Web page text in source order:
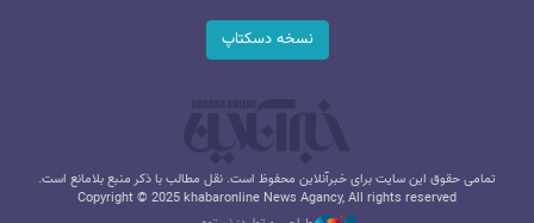
نسخه دسکتاپ
تمامی حقوق این سایت برای خبرآنلاین محفوظ است. نقل مطالب با ذکر منبع بلامانع است.
Copyright © 2025 khabaronline News Agancy, All rights reserved